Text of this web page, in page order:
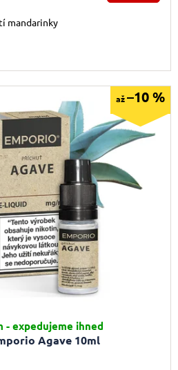
mandarinky
až–10 %
Agave 10ml
je 5,0 z 5 hvězdiček.
- expedujeme ihned